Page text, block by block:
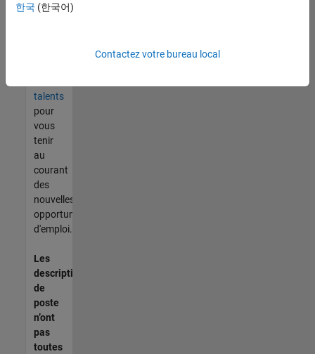
à vos
talents
pour
vous
tenir
au
courant
des
nouvelles
opportunités
d'emploi.
Les
descriptions
de
poste
n’ont
pas
toutes
한국 (한국어)
Contactez votre bureau local